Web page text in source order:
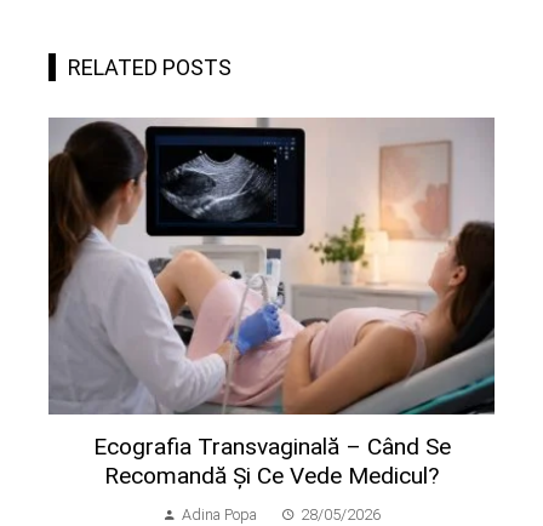
RELATED POSTS
Ecografia Transvaginală – Când Se
Recomandă Și Ce Vede Medicul?
Adina Popa 28/05/2026